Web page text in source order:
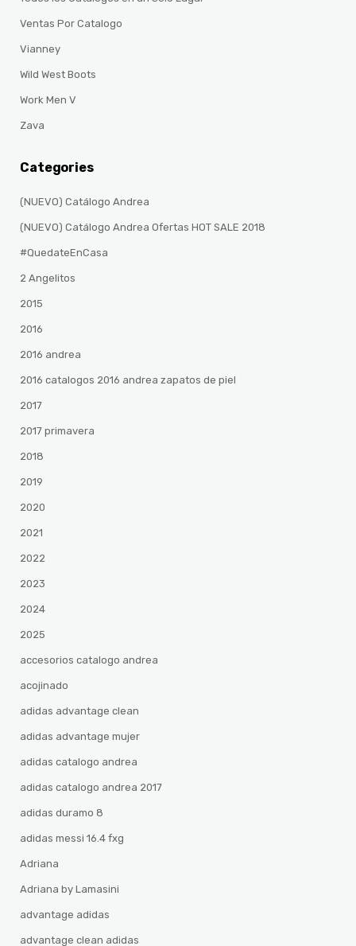
Ventas Por Catalogo
Vianney
Wild West Boots
Work Men V
Zava
Categories
(NUEVO) Catálogo Andrea
(NUEVO) Catálogo Andrea Ofertas HOT SALE 2018
#QuedateEnCasa
2 Angelitos
2015
2016
2016 andrea
2016 catalogos 2016 andrea zapatos de piel
2017
2017 primavera
2018
2019
2020
2021
2022
2023
2024
2025
accesorios catalogo andrea
acojinado
adidas advantage clean
adidas advantage mujer
adidas catalogo andrea
adidas catalogo andrea 2017
adidas duramo 8
adidas messi 16.4 fxg
Adriana
Adriana by Lamasini
advantage adidas
advantage clean adidas